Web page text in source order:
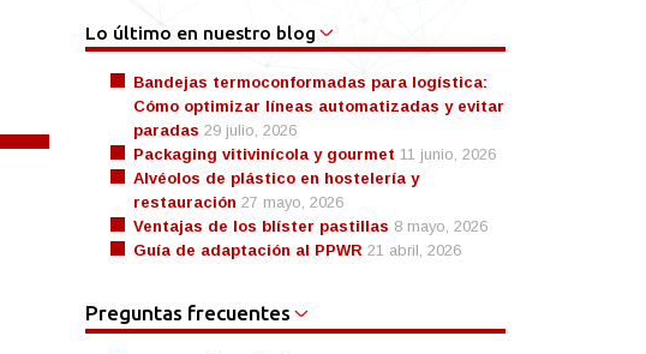
Lo último en nuestro blog
Bandejas termoconformadas para logística:
Cómo optimizar líneas automatizadas y evitar
paradas 29 julio, 2026
Packaging vitivinícola y gourmet 11 junio, 2026
Alvéolos de plástico en hostelería y
restauración 27 mayo, 2026
Ventajas de los blíster pastillas 8 mayo, 2026
Guía de adaptación al PPWR 21 abril, 2026
Preguntas frecuentes